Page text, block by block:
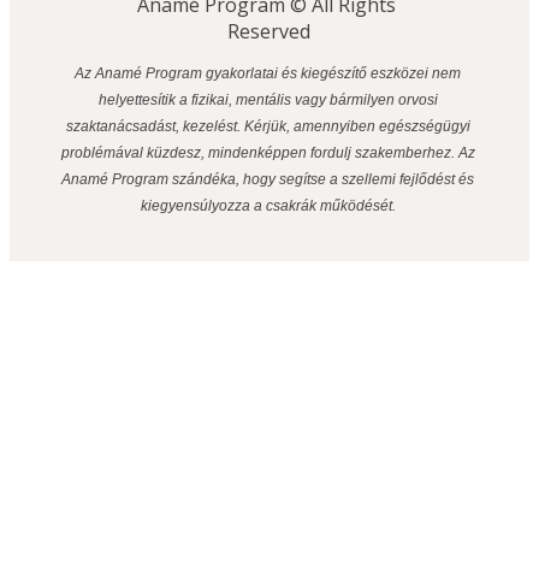
Reserved
Az Anamé Program gyakorlatai és kiegészítő eszközei nem
helyettesítik a fizikai, mentális vagy bármilyen orvosi
szaktanácsadást, kezelést. Kérjük, amennyiben egészségügyi
problémával küzdesz, mindenképpen fordulj szakemberhez. Az
Anamé Program szándéka, hogy segítse a szellemi fejlődést és
kiegyensúlyozza a csakrák működését.